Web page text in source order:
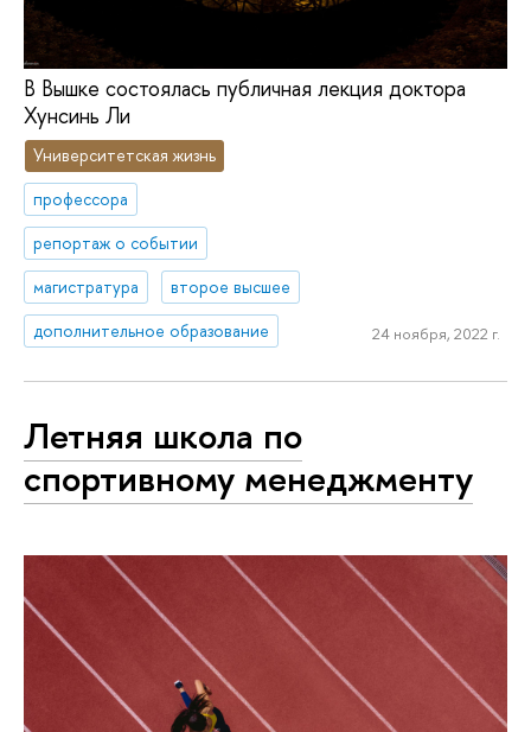
В Вышке состоялась публичная лекция доктора
Хунсинь Ли
Университетская жизнь
профессора
репортаж о событии
магистратура
второе высшее
дополнительное образование
24 ноября, 2022 г.
Летняя школа по
спортивному менеджменту